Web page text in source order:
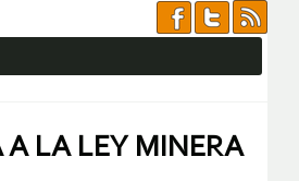
A LA LEY MINERA